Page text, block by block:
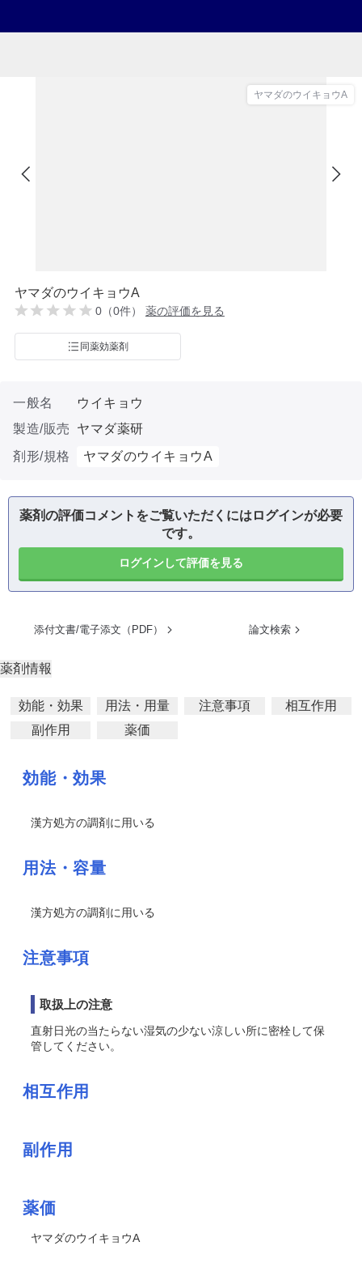
ヤマダのウイキョウA
ヤマダのウイキョウA
0（0件） 薬の評価を見る
同薬効薬剤
一般名
ウイキョウ
製造/販売
ヤマダ薬研
剤形/規格
ヤマダのウイキョウA
薬剤の評価コメントをご覧いただくにはログインが必要
です。
ログインして評価を見る
添付文書/電子添文（PDF） 論文検索
薬剤情報
効能・効果 用法・用量 注意事項
相互作用
副作用
薬価
効能・効果
漢方処方の調剤に用いる
用法・容量
漢方処方の調剤に用いる
注意事項
取扱上の注意
直射日光の当たらない湿気の少ない涼しい所に密栓して保
管してください。
相互作用
副作用
薬価
ヤマダのウイキョウA